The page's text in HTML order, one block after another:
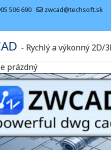
506 690 zwcad@techsoft.sk
- Rychlý a výkonný 2D/
prázdný